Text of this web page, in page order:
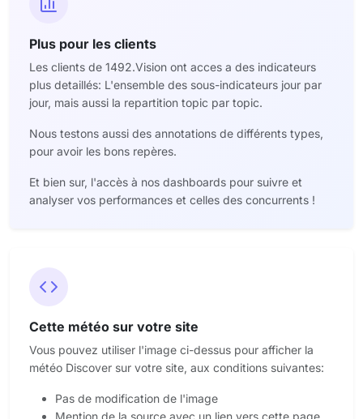
Plus pour les clients
Les clients de 1492.Vision ont acces a des indicateurs
plus detaillés: L'ensemble des sous-indicateurs jour par
jour, mais aussi la repartition topic par topic.
Nous testons aussi des annotations de différents types,
pour avoir les bons repères.
Et bien sur, l'accès à nos dashboards pour suivre et
analyser vos performances et celles des concurrents !
Cette météo sur votre site
Vous pouvez utiliser l'image ci-dessus pour afficher la
météo Discover sur votre site, aux conditions suivantes:
Pas de modification de l'image
Mention de la source avec un lien vers cette page